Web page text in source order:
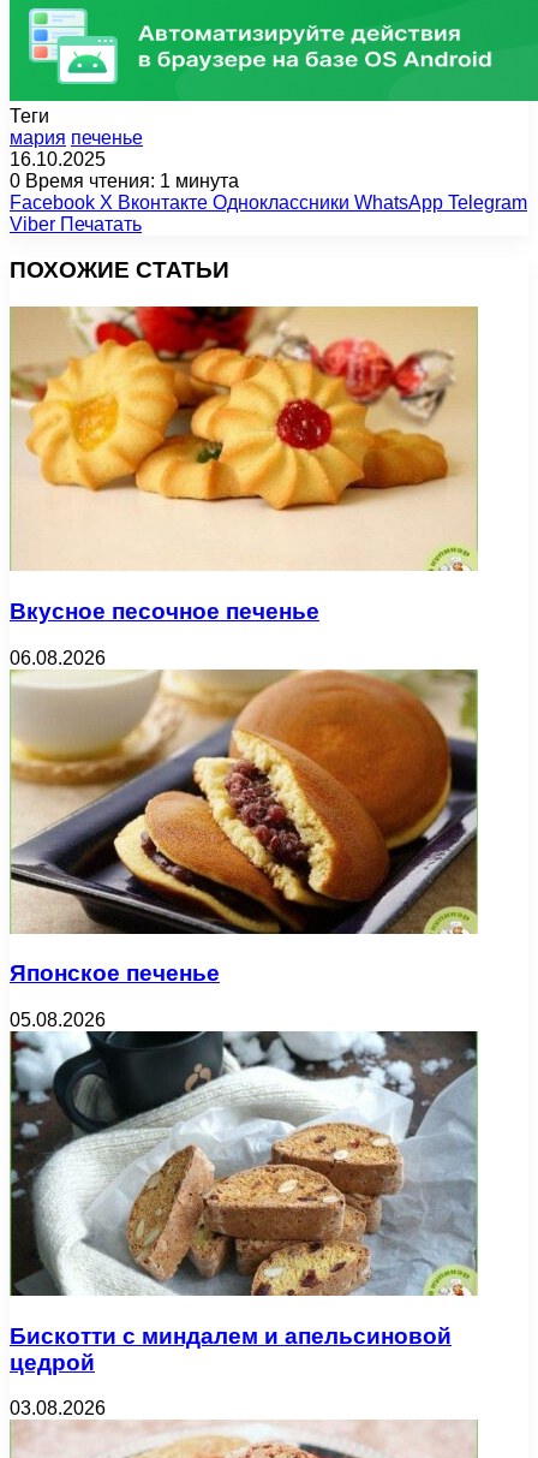
Теги
мария печенье
16.10.2025
0 Время чтения: 1 минута
Facebook X Вконтакте Одноклассники WhatsApp Telegram
Viber Печатать
ПОХОЖИЕ СТАТЬИ
Вкусное песочное печенье
06.08.2026
Японское печенье
05.08.2026
Бискотти с миндалем и апельсиновой
цедрой
03.08.2026